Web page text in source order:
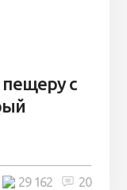
с
20
29 162